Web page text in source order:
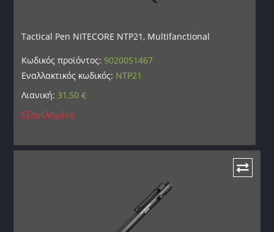
Tactical Pen NITECORE NTP21, Multifanctional
Κωδικός προϊόντος:9020051467
Εναλλακτικός κωδικός: NTP21
Λιανική: 31,50€
Εξαντλημένο